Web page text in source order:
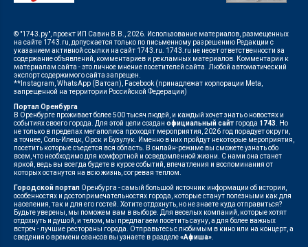
© "1743.ру", проект ИП Савин В.В., 2026. Использование материалов, размещенных
на сайте 1743.ru, допускается только по письменному разрешению Редакции с
указанием активной ссылки на сайт 1743.ru. 1743.ru не несет ответственности за
содержание объявлений, комментариев и рекламных материалов. Комментарии к
материалам сайта - это личное мнение посетителей сайта. Любой автоматический
экспорт содержимого сайта запрещен.
**Instagram, WhatsApp (Ватсап), Facebook (принадлежат корпорации Meta,
запрещенной на территории Российской Федерации)
Портал Оренбурга
В Оренбурге проживает более 500 тысяч людей, и каждый хочет знать о новостях и
событиях своего города. Для этой цели создан официальный сайт города 1743 . Но
не только в пределах мегаполиса проходят мероприятия, 2026 год порадует округи,
а точнее, Соль-Илецк, Орск и Бузулук. Именно в них пройдут некоторые мероприятия,
посетить которые съедется вся область. В онлайн-режиме вы сможете узнать обо
всем, что необходимо для комфортной и осведомленной жизни. С нами она станет
яркой, ведь вы всегда будете в курсе событий, впечатления и воспоминания от
которых останутся на всю жизнь, согревая теплом.
Городской портал Оренбурга - самый большой источник информации об истории,
особенностях и достопримечательностях города, которые станут полезными как для
населения, так и для его гостей. Хотите отдохнуть, но не знаете куда отправиться?
Будьте уверены, мы поможем вам в выборе. Для веселых компаний, которые хотят
отдохнуть и душой, и телом, мы предлагаем посетить сауну, а для более важных
встреч - лучшие рестораны города. Отправьтесь с любимым в кино или на концерт, а
сведения о времени сеансов вы узнаете в разделе«Афиша»